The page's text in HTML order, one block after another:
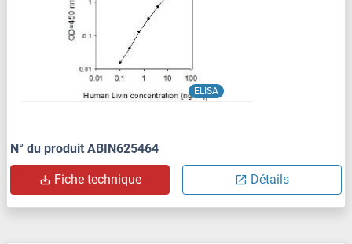
ELISA
N° du produit ABIN625464
Fiche technique Détails